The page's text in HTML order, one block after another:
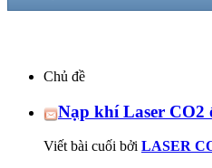
Chủ đề
Nạp khí Laser CO2
Viết bài cuối bởi LASER